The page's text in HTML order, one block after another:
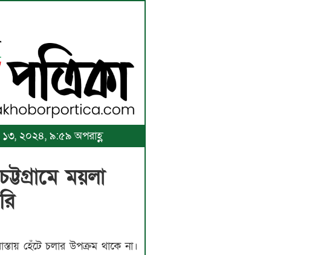
১৩, ২০২৪, ৯:৫৯ অপরাহ্ণ
ময়লা
হেঁটে চলার উপক্রম থাকে না।